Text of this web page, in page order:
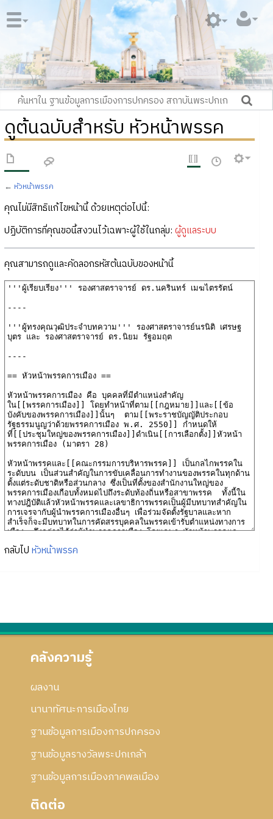
ดูต้นฉบับสำหรับ หัวหน้าพรรค
← หัวหน้าพรรค
คุณไม่มีสิทธิแก้ไขหน้านี้ ด้วยเหตุต่อไปนี้:
ปฏิบัติการที่คุณขอนี้สงวนไว้เฉพาะผู้ใช้ในกลุ่ม: ผู้ดูแลระบบ
คุณสามารถดูและคัดลอกรหัสต้นฉบับของหน้านี้
กลับไป หัวหน้าพรรค
คลังความรู้
ผลงาน
นานาทัศนะการเมืองไทย
ฐานข้อมูลการเมืองการปกครอง
ฐานข้อมูลรางวัลพระปกเกล้า
ฐานข้อมูลการเมืองภาคพลเมือง
ติดต่อ